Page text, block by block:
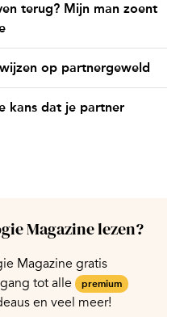
terug? Mijn man zoent
op partnergeweld
kans dat je partner
Magazine lezen?
Magazine gratis
tot alle
premium
en veel meer!